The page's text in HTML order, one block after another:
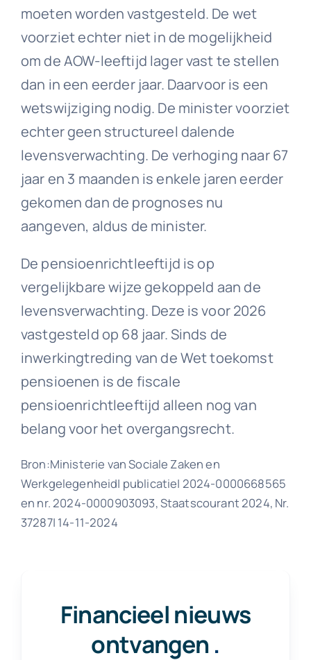
moeten worden vastgesteld. De wet
voorziet echter niet in de mogelijkheid
om de AOW-leeftijd lager vast te stellen
dan in een eerder jaar. Daarvoor is een
wetswijziging nodig. De minister voorziet
echter geen structureel dalende
levensverwachting. De verhoging naar 67
jaar en 3 maanden is enkele jaren eerder
gekomen dan de prognoses nu
aangeven, aldus de minister.
De pensioenrichtleeftijd is op
vergelijkbare wijze gekoppeld aan de
levensverwachting. Deze is voor 2026
vastgesteld op 68 jaar. Sinds de
inwerkingtreding van de Wet toekomst
pensioenen is de fiscale
pensioenrichtleeftijd alleen nog van
belang voor het overgangsrecht.
Bron:Ministerie van Sociale Zaken en
Werkgelegenheid| publicatie| 2024-0000668565
en nr. 2024-0000903093, Staatscourant 2024, Nr.
37287| 14-11-2024
Financieel nieuws
ontvangen .